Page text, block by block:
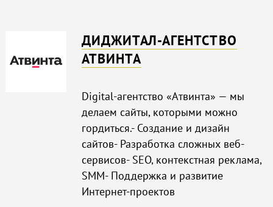
ДИДЖИТАЛ-АГЕНТСТВО
АТВИНТА
Digital-агентство «Атвинта» — мы
делаем сайты, которыми можно
гордиться.- Создание и дизайн
сайтов- Разработка сложных веб-
сервисов- SEO, контекстная реклама,
SMM- Поддержка и развитие
Интернет-проектов